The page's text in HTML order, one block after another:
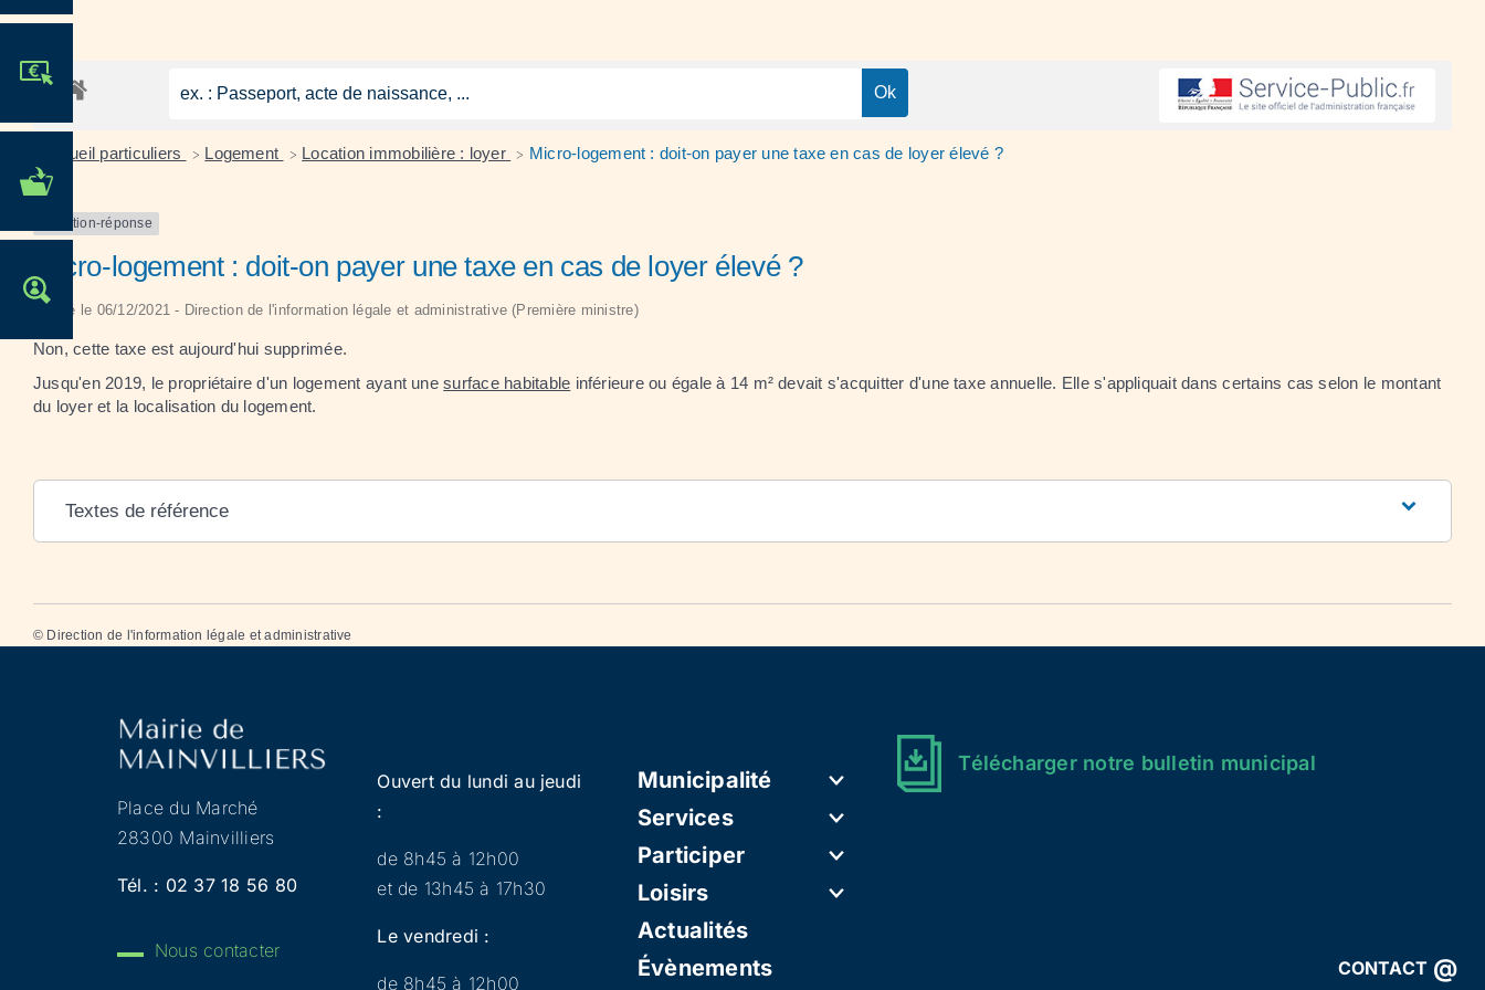
MES DÉMARCHES
OFFRES D'EMPLOI
CONTACT @
Accueil particuliers > Logement > Location immobilière : loyer > Micro-logement : doit-on payer une taxe en cas de loyer élevé ?
Question-réponse
Micro-logement : doit-on payer une taxe en cas de loyer élevé ?
Vérifié le 06/12/2021 - Direction de l'information légale et administrative (Première ministre)
Non, cette taxe est aujourd'hui supprimée.
Jusqu'en 2019, le propriétaire d'un logement ayant unesurface habitable inférieure ou égale à 14 m² devait s'acquitter d'une taxe annuelle. Elle s'appliquait dans certains cas selon le montant
du loyer et la localisation du logement.
Textes de référence
© Direction de l'information légale et administrative
Place du Marché
28300 Mainvilliers
Tél. : 02 37 18 56 80
Nous contacter
Ouvert du lundi au jeudi
:
de 8h45 à 12h00
et de 13h45 à 17h30
Le vendredi :
de 8h45 à 12h00
Municipalité
Services
Participer
Loisirs
Actualités
Évènements
Télécharger notre bulletin municipal